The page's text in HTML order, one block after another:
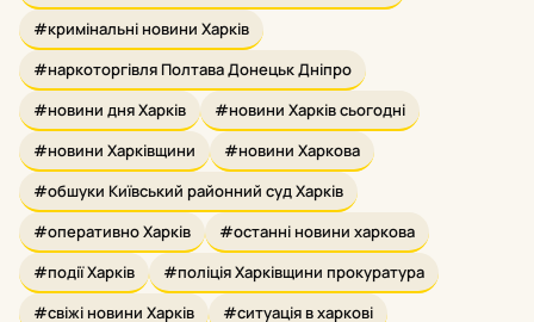
#кримінальні новини Харків
#наркоторгівля Полтава Донецьк Дніпро
#новини дня Харків
#новини Харків сьогодні
#новини Харківщини
#новини Харкова
#обшуки Київський районний суд Харків
#оперативно Харків
#останні новини харкова
#події Харків
#поліція Харківщини прокуратура
#свіжі новини Харків
#ситуація в харкові